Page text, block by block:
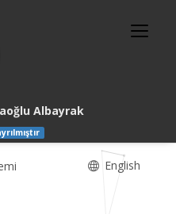
Albayrak
English